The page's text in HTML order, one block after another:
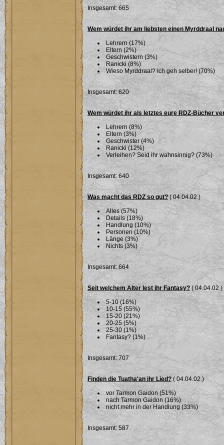
Insgesamt: 665
Wem würdet ihr am liebsten einen Myrddraal
Lehrern (17%)
Eltern (2%)
Geschwistern (3%)
Ranicki (8%)
Wieso Myrddraal? Ich geh selber! (70%)
Insgesamt: 620
Wem würdet ihr als letztes eure RDZ-Bücher
Lehrern (8%)
Eltern (3%)
Geschwister (4%)
Ranicki (12%)
Verleihen? Seid ihr wahnsinnig? (73%)
Insgesamt: 640
Was macht das RDZ so gut? ( 04.04.02 )
Alles (57%)
Details (18%)
Handlung (10%)
Personen (10%)
Länge (3%)
Nichts (3%)
Insgesamt: 664
Seit welchem Alter lest ihr Fantasy?( 04.04.02 )
5-10 (16%)
10-15 (55%)
15-20 (21%)
20-25 (5%)
25-30 (1%)
Fantasy? (1%)
Insgesamt: 707
Finden die Tuatha'an ihr Lied? ( 04.04.02 )
vor Tarmon Gaidon (51%)
nach Tarmon Gaidon (16%)
nicht mehr in der Handlung (33%)
Insgesamt: 587